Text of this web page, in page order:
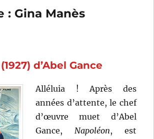
: Gina Manès
d’Abel Gance
Alléluia ! Après des
années d’attente, le chef
d’œuvre muet d’Abel
Gance, Napoléon, est